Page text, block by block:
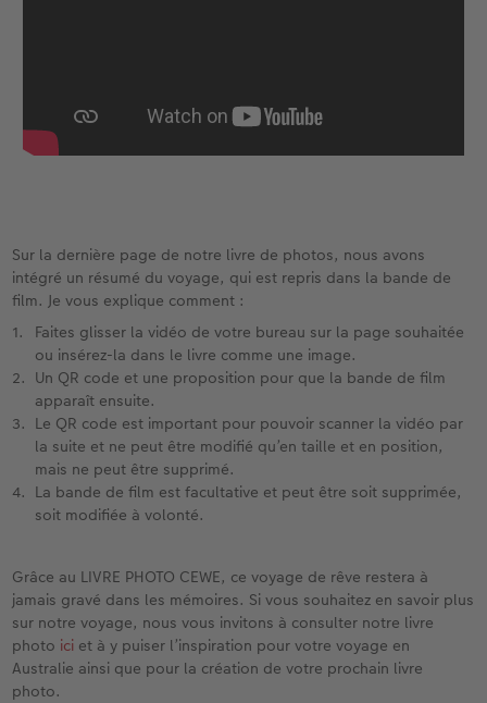
Sur la dernière page de notre livre de photos, nous avons
intégré un résumé du voyage, qui est repris dans la bande de
film. Je vous explique comment :
Faites glisser la vidéo de votre bureau sur la page souhaitée
ou insérez-la dans le livre comme une image.
Un QR code et une proposition pour que la bande de film
apparaît ensuite.
Le QR code est important pour pouvoir scanner la vidéo par
la suite et ne peut être modifié qu’en taille et en position,
mais ne peut être supprimé.
La bande de film est facultative et peut être soit supprimée,
soit modifiée à volonté.
Grâce au LIVRE PHOTO CEWE, ce voyage de rêve restera à
jamais gravé dans les mémoires. Si vous souhaitez en savoir plus
sur notre voyage, nous vous invitons à consulter notre livre
photo ici et à y puiser l’inspiration pour votre voyage en
Australie ainsi que pour la création de votre prochain livre
photo.